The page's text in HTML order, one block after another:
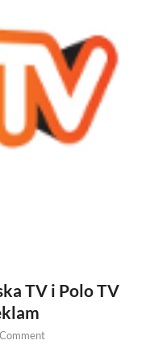
TV i Polo TV